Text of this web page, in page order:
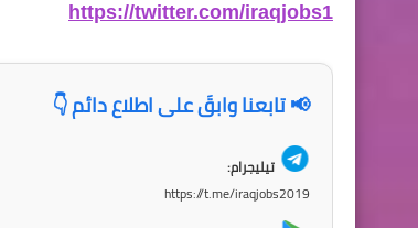
https://twitter.com/iraqjobs1
📢 تابعنا وابقَ على اطلاع دائم 👇
تيليجرام:
https://t.me/iraqjobs2019